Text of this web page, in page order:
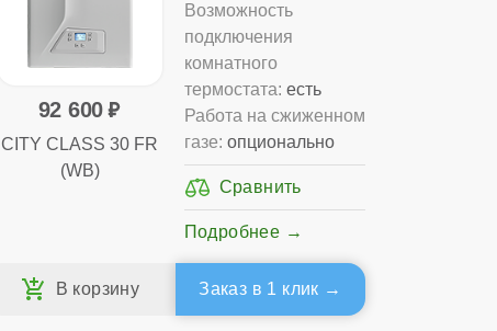
92 600
CITY CLASS 30 FR
(WB)
Возможность
подключения
комнатного
термостата: есть
Работа на сжиженном
газе: опционально
Подробнее
Заказ в 1 клик